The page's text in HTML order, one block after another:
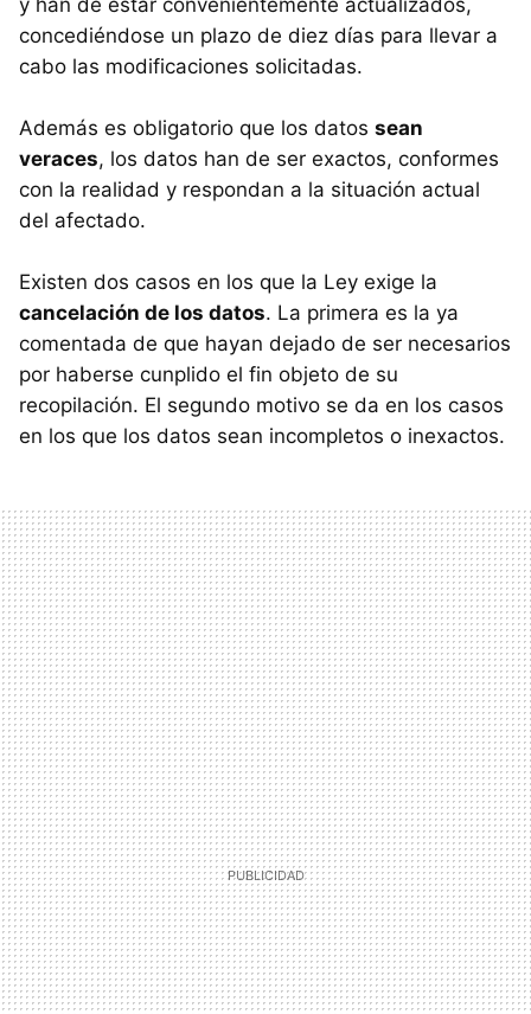
y han de estar convenientemente actualizados,
concediéndose un plazo de diez días para llevar a
cabo las modificaciones solicitadas.
Además es obligatorio que los datos sean
veraces, los datos han de ser exactos, conformes
con la realidad y respondan a la situación actual
del afectado.
Existen dos casos en los que la Ley exige la
cancelación de los datos. La primera es la ya
comentada de que hayan dejado de ser necesarios
por haberse cunplido el fin objeto de su
recopilación. El segundo motivo se da en los casos
en los que los datos sean incompletos o inexactos.